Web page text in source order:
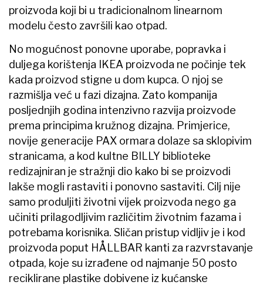
proizvoda koji bi u tradicionalnom linearnom
modelu često završili kao otpad.
No mogućnost ponovne uporabe, popravka i
duljega korištenja IKEA proizvoda ne počinje tek
kada proizvod stigne u dom kupca. O njoj se
razmišlja već u fazi dizajna. Zato kompanija
posljednjih godina intenzivno razvija proizvode
prema principima kružnog dizajna. Primjerice,
novije generacije PAX ormara dolaze sa sklopivim
stranicama, a kod kultne BILLY biblioteke
redizajniran je stražnji dio kako bi se proizvodi
lakše mogli rastaviti i ponovno sastaviti. Cilj nije
samo produljiti životni vijek proizvoda nego ga
učiniti prilagodljivim različitim životnim fazama i
potrebama korisnika. Sličan pristup vidljiv je i kod
proizvoda poput HÅLLBAR kanti za razvrstavanje
otpada, koje su izrađene od najmanje 50 posto
reciklirane plastike dobivene iz kućanske